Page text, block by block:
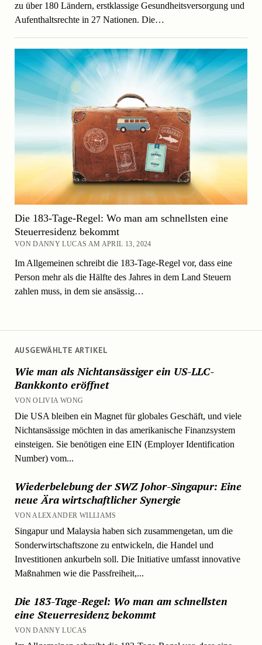
AUSGEWÄHLTE ARTIKEL
Wie man als Nichtansässiger ein US-LLC-
Bankkonto eröffnet
VON OLIVIA WONG
Die USA bleiben ein Magnet für globales Geschäft, und viele
Nichtansässige möchten in das amerikanische Finanzsystem
einsteigen. Sie benötigen eine EIN (Employer Identification
Number) vom...
Wiederbelebung der SWZ Johor-Singapur: Eine
neue Ära wirtschaftlicher Synergie
VON ALEXANDER WILLIAMS
Singapur und Malaysia haben sich zusammengetan, um die
Sonderwirtschaftszone zu entwickeln, die Handel und
Investitionen ankurbeln soll. Die Initiative umfasst innovative
Maßnahmen wie die Passfreiheit,...
Die 183-Tage-Regel: Wo man am schnellsten
eine Steuerresidenz bekommt
VON DANNY LUCAS
zu über 180 Ländern, erstklassige Gesundheitsversorgung und
Aufenthaltsrechte in 27 Nationen. Die…
Die 183-Tage-Regel: Wo man am schnellsten eine
Steuerresidenz bekommt
VON DANNY LUCAS AM APRIL 13, 2024
Im Allgemeinen schreibt die 183-Tage-Regel vor, dass eine
Person mehr als die Hälfte des Jahres in dem Land Steuern
zahlen muss, in dem sie ansässig…